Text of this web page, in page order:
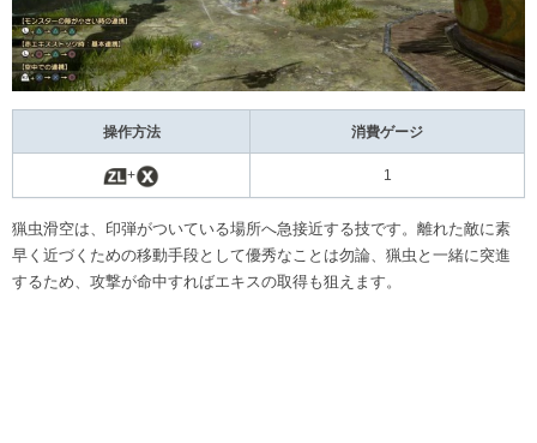
操作方法 消費ゲージ
+ 1
猟虫滑空は、印弾がついている場所へ急接近する技です。離れた敵に素
早く近づくための移動手段として優秀なことは勿論、猟虫と一緒に突進
するため、攻撃が命中すればエキスの取得も狙えます。